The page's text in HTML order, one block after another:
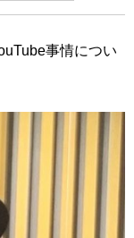
事情につい